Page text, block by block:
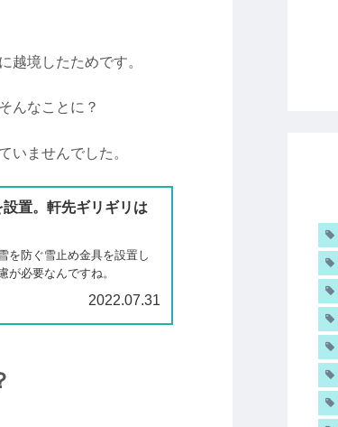
越境したためです。
んなことに？
いませんでした。
置。軒先ギリギリは
を防ぐ雪止め金具を設置し
が必要なんですね。
2022.07.31